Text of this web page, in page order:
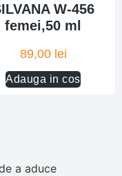
W-456
femei,50 ml
89,00 lei
Adauga in cos
a aduce